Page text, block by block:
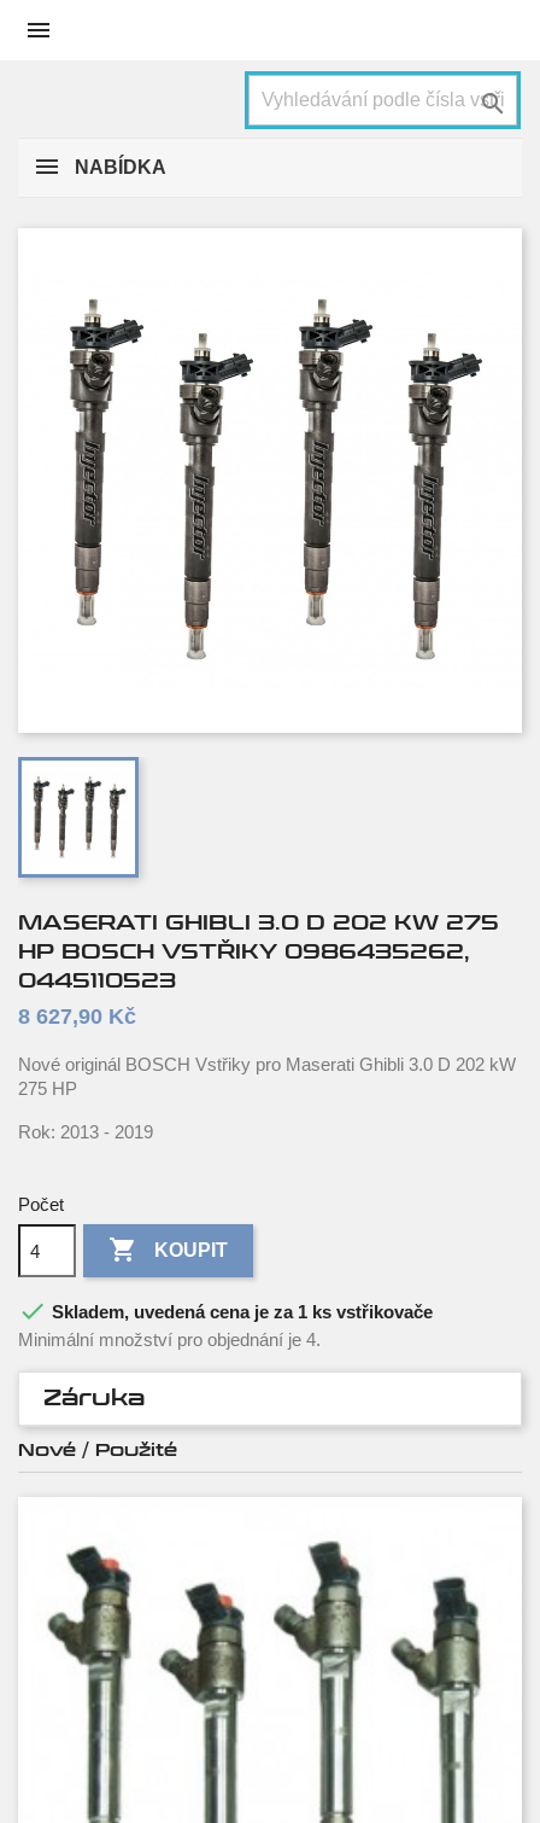


NABÍDKA
MASERATI GHIBLI 3.0 D 202 KW 275
HP BOSCH VSTŘIKY 0986435262,
0445110523
8 627,90 Kč
Nové originál BOSCH Vstřiky pro Maserati Ghibli 3.0 D 202 kW
275 HP
Rok: 2013 - 2019
Počet
 KOUPIT
 Skladem, uvedená cena je za 1 ks vstřikovače
Minimální množství pro objednání je 4.
Záruka
Nové / Použité